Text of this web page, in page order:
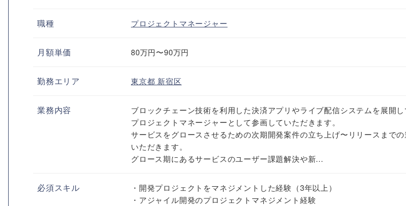
職種 プロジェクトマネージャー
月額単価 80万円〜90万円
勤務エリア 東京都 新宿区
業務内容
ブロックチェーン技術を利用した決済アプリやライブ配信システムを展開し
プロジェクトマネージャーとして参画していただきます。
サービスをグロースさせるための次期開発案件の立ち上げ〜リリースまで
いただきます。
グロース期にあるサービスのユーザー課題解決や新...
必須スキル
・開発プロジェクトをマネジメントした経験（3年以上）
・アジャイル開発のプロジェクトマネジメント経験